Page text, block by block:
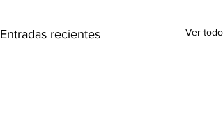
Entradas recientes Ver todo